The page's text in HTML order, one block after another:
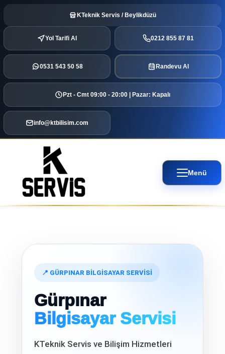
KTeknik Servis / Beylikdüzü
Yol Tarifi Al 0212 855 87 81
0531 543 50 58 Randevu Al
Pzt - Cmt 09:00 - 20:00 | Pazar: Kapalı
info@ktbilisim.com
Menü
📍 GÜRPINAR BİLGİSAYAR SERVİSİ
Gürpınar
Bilgisayar Servisi
KTeknik Servis ve Bilişim Hizmetleri